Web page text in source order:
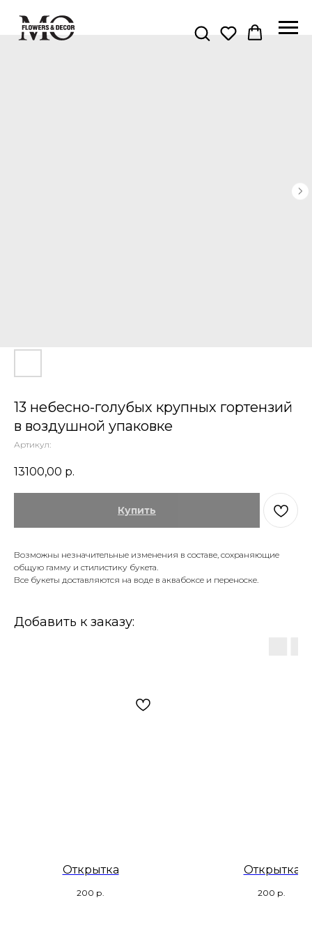
13 небесно-голубых крупных гортензий
в воздушной упаковке
Артикул:
13100,00 р.
Купить
Возможны незначительные изменения в составе, сохраняющие
общую гамму и стилистику букета.
Все букеты доставляются на воде в аквабоксе и переноске.
Добавить к заказу:
Открытка
200 р.
Открытка
200 р.